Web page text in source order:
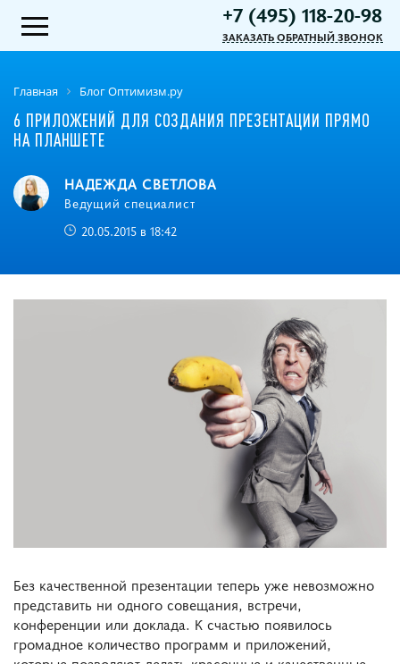
+7 (495) 118-20-98
ЗАКАЗАТЬ ОБРАТНЫЙ ЗВОНОК
Главная Блог Оптимизм.ру
6 ПРИЛОЖЕНИЙ ДЛЯ СОЗДАНИЯ ПРЕЗЕНТАЦИИ ПРЯМО
НА ПЛАНШЕТЕ
НАДЕЖДА СВЕТЛОВА
Ведущий специалист
20.05.2015 в 18:42
Без качественной презентации теперь уже невозможно
представить ни одного совещания, встречи,
конференции или доклада. К счастью появилось
громадное количество программ и приложений,